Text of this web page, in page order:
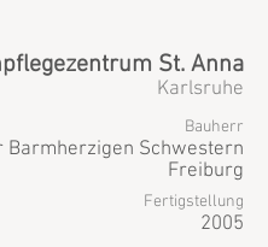
St. Anna
Karlsruhe
Bauherr
Barmherzigen Schwestern
Freiburg
Fertigstellung
2005